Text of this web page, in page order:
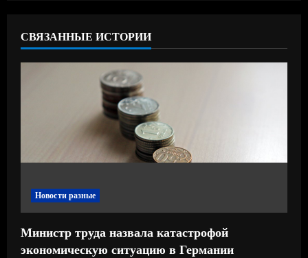
ч
и
СВЯЗАННЫЕ ИСТОРИИ
Новости разные
Министр труда назвала катастрофой
экономическую ситуацию в Германии